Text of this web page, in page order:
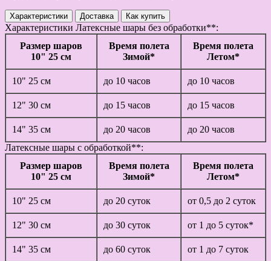
Характеристики Доставка Как купить
Характеристики Латексные шары без обработки**:
Размер шаров
10" 25 см
Время полета
Зимой*
Время полета
Летом*
10" 25 см до 10 часов до 10 часов
12" 30 см до 15 часов до 15 часов
14" 35 см до 20 часов
до 20 часов
Латексные шары с обработкой**:
Размер шаров
10" 25 см
Время полета
Зимой*
Время полета
Летом*
10" 25 см до 20 суток от 0,5 до 2 суток
12" 30 см до 30 суток от 1 до 5 суток*
14" 35 см до 60 суток
от 1 до 7 суток